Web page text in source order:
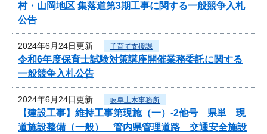
村・山岡地区 集落道第3期工事に関する一般競争入札
公告
2024年6月24日更新 子育て支援課
令和6年度保育士試験対策講座開催業務委託に関する
一般競争入札公告
2024年6月24日更新 岐阜土木事務所
【建設工事】維持工事第現施（一）-2他号 県単 現
道施設整備（一般） 管内県管理道路 交通安全施設